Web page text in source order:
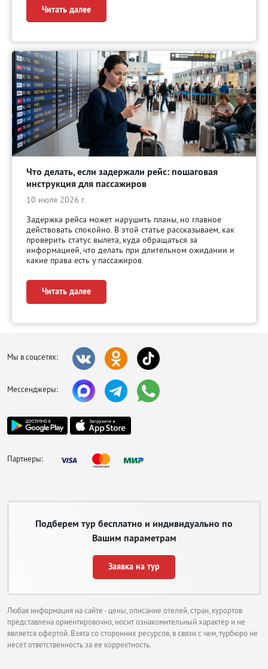
Читать далее
Что делать, если задержали рейс: пошаговая
инструкция для пассажиров
10 июля 2026 г.
Задержка рейса может нарушить планы, но главное
действовать спокойно. В этой статье рассказываем, как
проверить статус вылета, куда обращаться за
информацией, что делать при длительном ожидании и
какие права есть у пассажиров.
Читать далее
Мы в соцсетях:
Мессенджеры:
Партнеры:
Подберем тур бесплатно и индивидуально по
Вашим параметрам
Заявка на тур
Любая информация на сайте - цены, описание отелей, стран, курортов
представлена ориентировочно, носит ознакомительный характер и не
является офертой. Взята со сторонних ресурсов, в связи с чем, турбюро не
несет ответственность за ее корректность.